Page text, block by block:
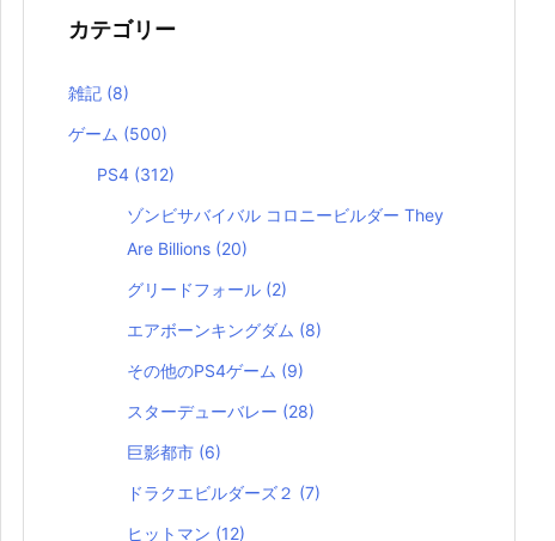
カテゴリー
雑記 (8)
ゲーム (500)
PS4 (312)
ゾンビサバイバル コロニービルダー They
Are Billions (20)
グリードフォール (2)
エアボーンキングダム (8)
その他のPS4ゲーム (9)
スターデューバレー (28)
巨影都市 (6)
ドラクエビルダーズ２ (7)
ヒットマン (12)